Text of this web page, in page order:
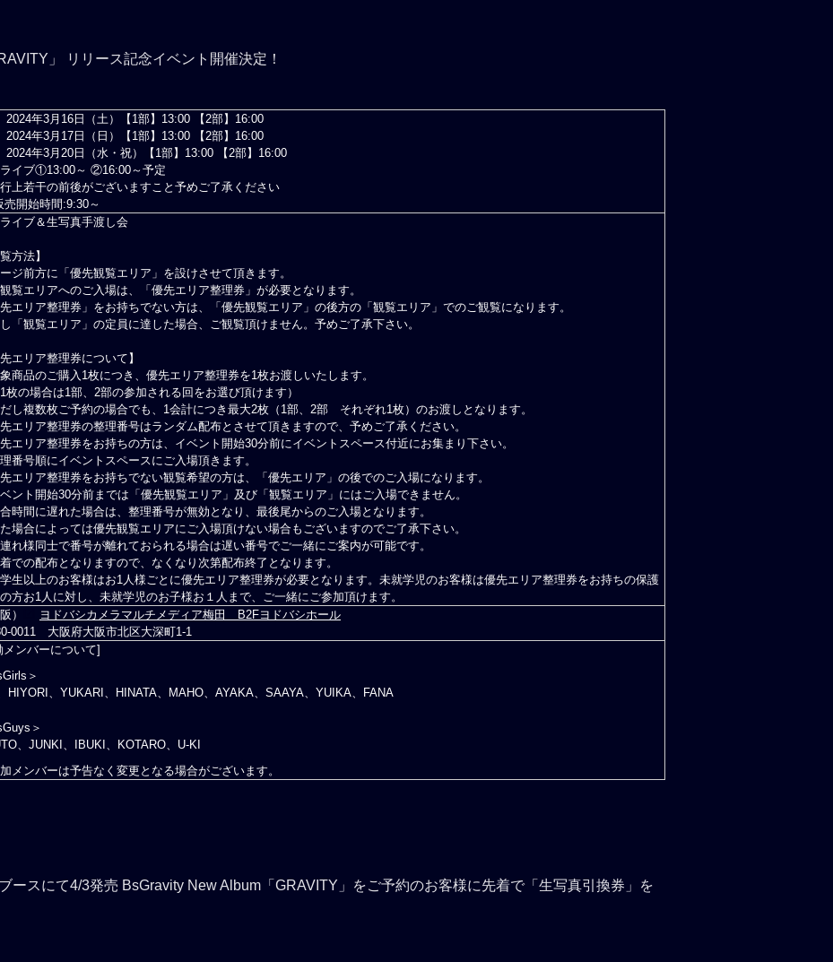
」 リリース記念イベント開催決定！
2024年3月16日（土）【1部】13:00 【2部】16:00
2024年3月17日（ 日 ）【1部】13:00 【2部】16:00
2024年3月20日（水・祝）【1部】13:00 【2部】16:00
ライブ①13:00～ ②16:00～予定
上若干の前後がございますこと予めご了承ください
売開始時間:9:30～
イブ＆生写真手渡し会
方法】
ジ前方に「優先観覧エリア」を設けさせて頂きます。
覧エリアへのご入場は、「優先エリア整理券」が必要となります。
先エリア整理券」をお持ちでない方は、「優先観覧エリア」の後方の「観覧エリア」でのご観覧になります。
「観覧エリア」の定員に達した場合、ご観覧頂けません。予めご了承下さい。
先エリア整理券について】
商品のご購入1枚につき、優先エリア整理券を1枚お渡しいたします。
1枚の場合は1部、2部の参加される回をお選び頂けます）
し複数枚ご予約の場合でも、1会計につき最大2枚（1部、2部 それぞれ1枚）のお渡しとなります。
エリア整理券の整理番号はランダム配布とさせて頂きますので、予めご了承ください。
エリア整理券をお持ちの方は、イベント開始30分前にイベントスペース付近にお集まり下さい。
番号順にイベントスペースにご入場頂きます。
エリア整理券をお持ちでない観覧希望の方は、「優先エリア」の後でのご入場になります。
ント開始30分前までは「優先観覧エリア」及び「観覧エリア」にはご入場できません。
時間に遅れた場合は、整理番号が無効となり、最後尾からのご入場となります。
場合によっては優先観覧エリアにご入場頂けない場合もございますのでご了承下さい。
れ様同士で番号が離れておられる場合は遅い番号でご一緒にご案内が可能です。
での配布となりますので、なくなり次第配布終了となります。
生以上のお客様はお1人様ごとに優先エリア整理券が必要となります。未就学児のお客様は優先エリア整理券をお持ちの保護
方お1人に対し、未就学児のお子様お１人まで、ご一緒にご参加頂けます。
）
ヨドバシカメラマルチメディア梅田 B2Fヨドバシホール
0011 大阪府大阪市北区大深町1-1
メンバーについて]
＞
HIYORI、YUKARI、HINATA、MAHO、AYAKA、SAAYA、YUIKA、FANA
＞
、JUNKI、IBUKI、KOTARO、U-KI
メンバーは予告なく変更となる場合がございます。
ースにて4/3発売 BsGravity New Album「GRAVITY」をご予約のお客様に先着で「生写真引換券」を